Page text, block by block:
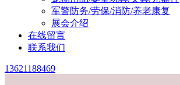
军警防务/劳保/消防/养老康复
展会介绍
在线留言
联系我们
13621188469